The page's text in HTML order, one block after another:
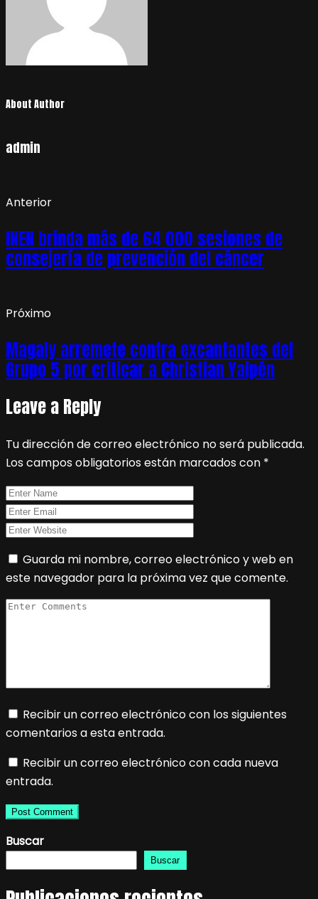
About Author
admin
Anterior
INEN brinda más de 64 000 sesiones de
consejería de prevención del cáncer
Próximo
Magaly arremete contra excantantes del
Grupo 5 por criticar a Christian Yaipén
Leave a Reply
Tu dirección de correo electrónico no será publicada.
Los campos obligatorios están marcados con *
Guarda mi nombre, correo electrónico y web en
este navegador para la próxima vez que comente.
Recibir un correo electrónico con los siguientes
comentarios a esta entrada.
Recibir un correo electrónico con cada nueva
entrada.
Buscar
Buscar